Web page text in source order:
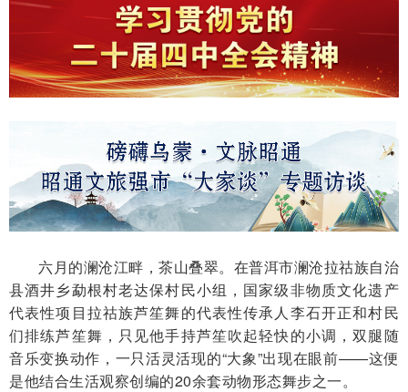
六月的澜沧江畔，茶山叠翠。在普洱市澜沧拉祜族自治
县酒井乡勐根村老达保村民小组，国家级非物质文化遗产
代表性项目拉祜族芦笙舞的代表性传承人李石开正和村民
们排练芦笙舞，只见他手持芦笙吹起轻快的小调，双腿随
音乐变换动作，一只活灵活现的“大象”出现在眼前——这便
是他结合生活观察创编的20余套动物形态舞步之一。